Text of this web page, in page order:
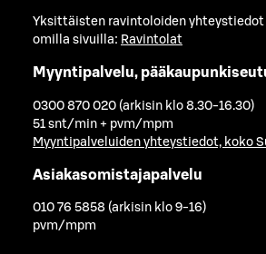
Yksittäisten ravintoloiden
omilla sivuilla: Ravintolat
Myyntipalvelu,
0300 870 020 (arkisin klo 8.30-16.30)
51 snt/min + pvm/mpm
Myyntipalveluiden yhteystiedot, koko
Asiakasomistajapalvelu
010 76 5858 (arkisin klo 9-16)
pvm/mpm